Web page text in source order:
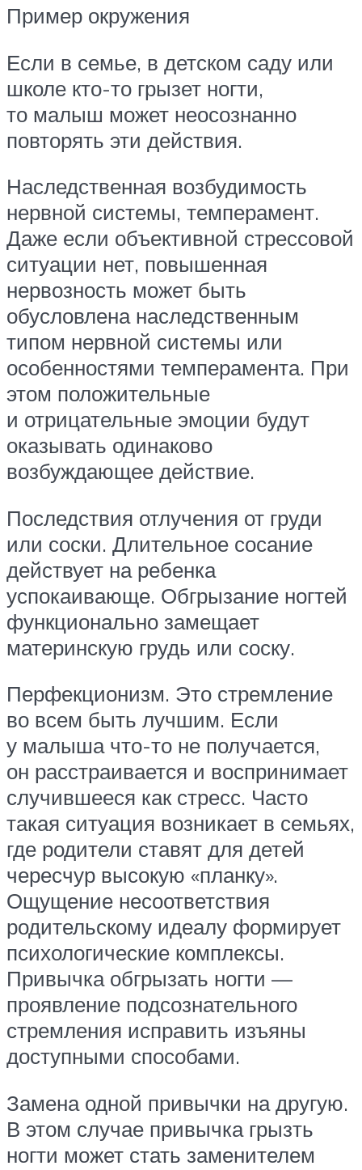
Пример окружения
Если в семье, в детском саду или
школе кто-то грызет ногти,
то малыш может неосознанно
повторять эти действия.
Наследственная возбудимость
нервной системы, темперамент.
Даже если объективной стрессовой
ситуации нет, повышенная
нервозность может быть
обусловлена наследственным
типом нервной системы или
особенностями темперамента. При
этом положительные
и отрицательные эмоции будут
оказывать одинаково
возбуждающее действие.
Последствия отлучения от груди
или соски. Длительное сосание
действует на ребенка
успокаивающе. Обгрызание ногтей
функционально замещает
материнскую грудь или соску.
Перфекционизм. Это стремление
во всем быть лучшим. Если
у малыша что-то не получается,
он расстраивается и воспринимает
случившееся как стресс. Часто
такая ситуация возникает в семьях,
где родители ставят для детей
чересчур высокую «планку».
Ощущение несоответствия
родительскому идеалу формирует
психологические комплексы.
Привычка обгрызать ногти —
проявление подсознательного
стремления исправить изъяны
доступными способами.
Замена одной привычки на другую.
В этом случае привычка грызть
ногти может стать заменителем